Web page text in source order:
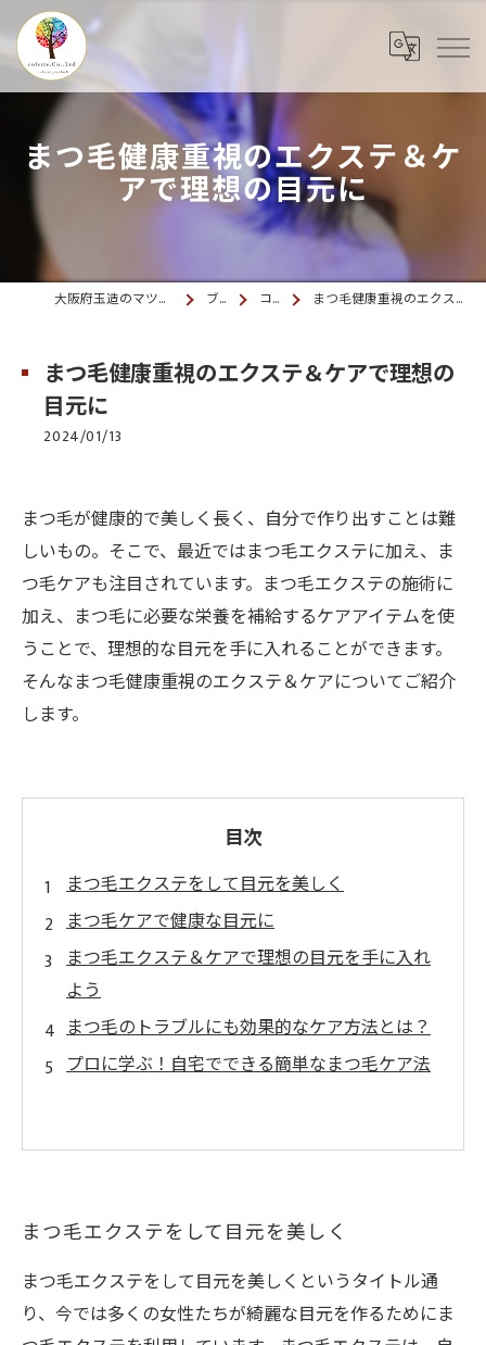
まつ毛健康重視のエクステ＆ケ
アで理想の目元に
大阪府玉造のマツエクならcolette. 玉造 ブログ コラム まつ毛健康重視のエクステ＆ケアで理想の目元に
まつ毛健康重視のエクステ＆ケアで理想の
目元に
2024/01/13
まつ毛が健康的で美しく長く、自分で作り出すことは難
しいもの。そこで、最近ではまつ毛エクステに加え、ま
つ毛ケアも注目されています。まつ毛エクステの施術に
加え、まつ毛に必要な栄養を補給するケアアイテムを使
うことで、理想的な目元を手に入れることができます。
そんなまつ毛健康重視のエクステ＆ケアについてご紹介
します。
目次
まつ毛エクステをして目元を美しく
まつ毛ケアで健康な目元に
まつ毛エクステ＆ケアで理想の目元を手に入れ
よう
まつ毛のトラブルにも効果的なケア方法とは？
プロに学ぶ！自宅でできる簡単なまつ毛ケア法
まつ毛エクステをして目元を美しく
まつ毛エクステをして目元を美しくというタイトル通
り、今では多くの女性たちが綺麗な目元を作るためにま